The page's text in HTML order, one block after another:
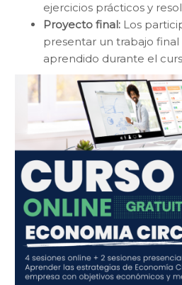
ejercicios prácticos y
Proyecto final: Los
presentar un trabajo final
aprendido durante el